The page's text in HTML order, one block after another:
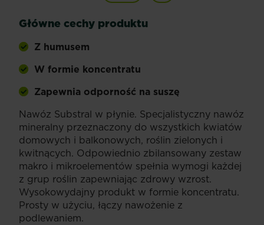
Główne cechy produktu
Z humusem
W formie koncentratu
Zapewnia odporność na suszę
Nawóz Substral w płynie. Specjalistyczny nawóz
mineralny przeznaczony do wszystkich kwiatów
domowych i balkonowych, roślin zielonych i
kwitnących. Odpowiednio zbilansowany zestaw
makro i mikroelementów spełnia wymogi każdej
z grup roślin zapewniając zdrowy wzrost.
Wysokowydajny produkt w formie koncentratu.
Prosty w użyciu, łączy nawożenie z
podlewaniem.